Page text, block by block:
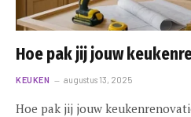
Hoe pak jij jouw
KEUKEN augustus 13, 2025
Hoe pak jij jouw